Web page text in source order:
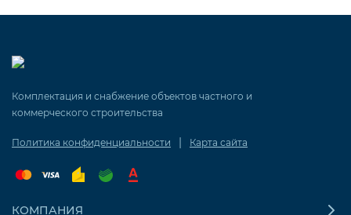
Комплектация и снабжение объектов частного и
коммерческого строительства
Политика конфиденциальности Карта сайта
КОМПАНИЯ